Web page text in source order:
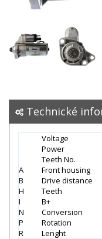
Technické
Voltage
Power
Teeth No.
A
Front housing
B
Drive distance
H
Teeth
I
B+
N
Conversion
P
Rotation
R
Lenght